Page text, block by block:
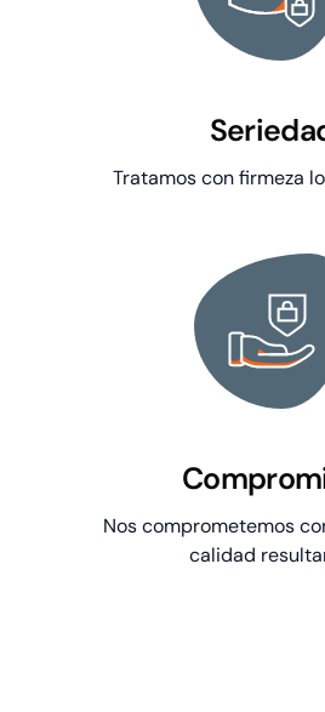
Tratamos con firmeza
Nos comprometemos
calidad